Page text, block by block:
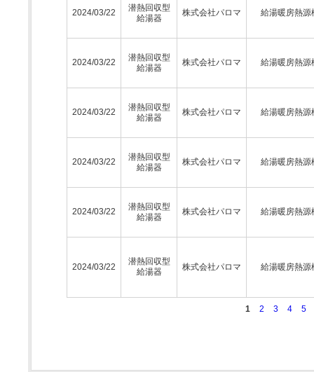
2024/03/22
潜熱回収型
給湯器
株式会社パロマ 給湯暖房熱源
2024/03/22
潜熱回収型
給湯器
株式会社パロマ 給湯暖房熱源
2024/03/22
潜熱回収型
給湯器
株式会社パロマ 給湯暖房熱源
2024/03/22
潜熱回収型
給湯器
株式会社パロマ 給湯暖房熱源
2024/03/22
潜熱回収型
給湯器
株式会社パロマ 給湯暖房熱源
2024/03/22
潜熱回収型
給湯器
株式会社パロマ 給湯暖房熱源
1 2 3 4 5